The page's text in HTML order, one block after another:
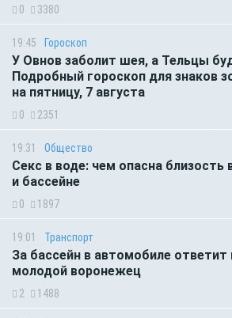
0 3380
19:45 Гороскоп
У Овнов заболит шея, а Тельцы
Подробный гороскоп для знаков
на пятницу, 7 августа
0 2351
19:31 Общество
Секс в воде: чем опасна близость
и бассейне
0 1897
19:01 Транспорт
За бассейн в автомобиле ответит
молодой воронежец
2 1488